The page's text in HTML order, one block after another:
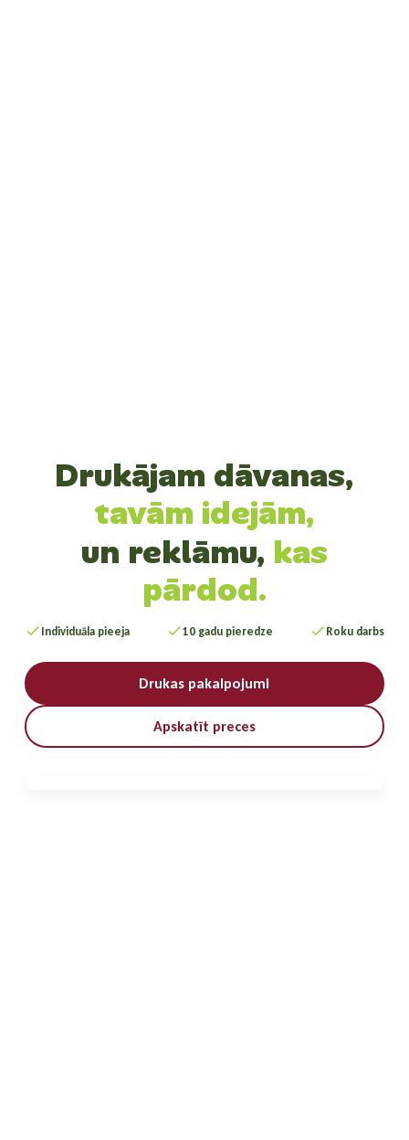
Drukājam dāvanas,
tavām idejām,
un reklāmu, kas
pārdod.
Individuāla pieeja 10 gadu pieredze Roku darbs
Drukas pakalpojumi
Apskatīt preces